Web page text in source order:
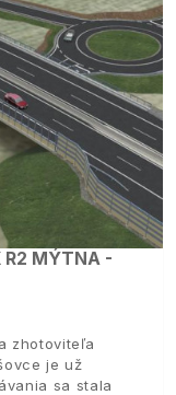
R2 MÝTNA -
zhotoviteľa
je už
sa stala